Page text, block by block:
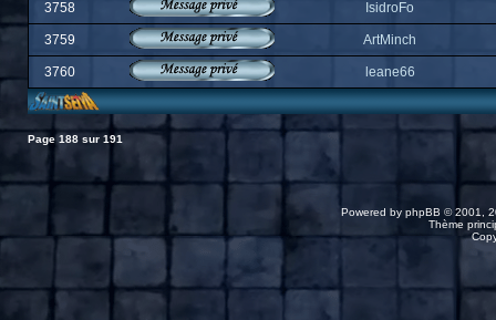
3758 IsidroFo
3759 ArtMinch
3760 leane66
Page 188sur 191
Powered by phpBB © 2001,
Thème